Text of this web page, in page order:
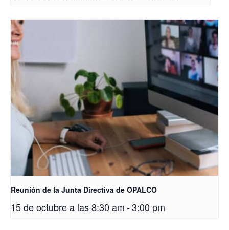
Reunión de la Junta Directiva de OPALCO
15 de octubre a las 8:30 am-3:00 pm